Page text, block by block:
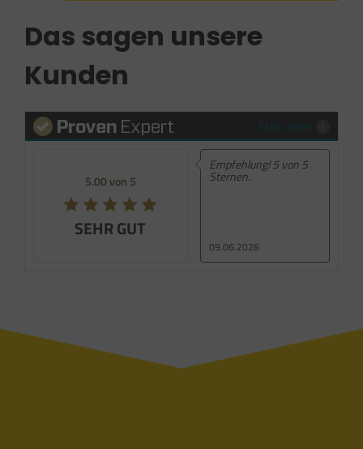
Das sagen unsere
Kunden
5.00 von 5
SEHR GUT
09.06.2026
Empfehlung! 5 von 5
Sternen.